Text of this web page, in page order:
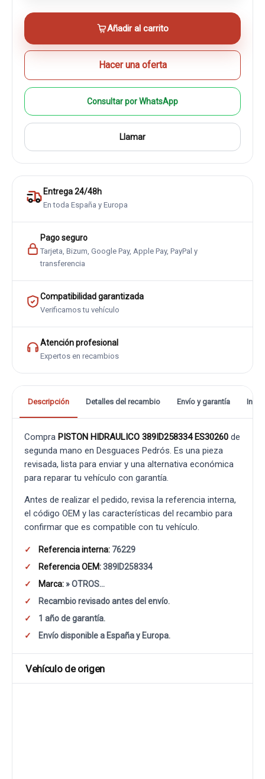
Añadir al carrito
Hacer una oferta
Consultar por WhatsApp
Llamar
Entrega 24/48h
En toda España y Europa
Pago seguro
Tarjeta, Bizum, Google Pay, Apple Pay, PayPal y
transferencia
Compatibilidad garantizada
Verificamos tu vehículo
Atención profesional
Expertos en recambios
Descripción Detalles del recambio Envío y garantía
Compra PISTON HIDRAULICO 389ID258334 ES30260 de
segunda mano en Desguaces Pedrós. Es una pieza
revisada, lista para enviar y una alternativa económica
para reparar tu vehículo con garantía.
Antes de realizar el pedido, revisa la referencia interna,
el código OEM y las características del recambio para
confirmar que es compatible con tu vehículo.
Referencia interna: 76229
Referencia OEM:389ID258334
Marca:» OTROS...
Recambio revisado antes del envío.
1 año de garantía.
Envío disponible a España y Europa.
Vehículo de origen